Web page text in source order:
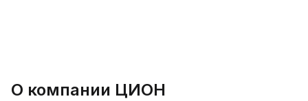
О компании ЦИОН